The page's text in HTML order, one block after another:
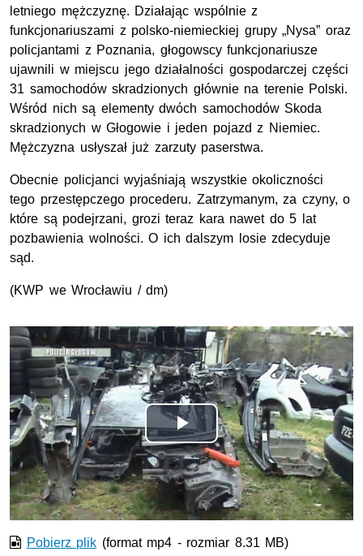
letniego mężczyznę. Działając wspólnie z
funkcjonariuszami z polsko-niemieckiej grupy „Nysa” oraz
policjantami z Poznania, głogowscy funkcjonariusze
ujawnili w miejscu jego działalności gospodarczej części
31 samochodów skradzionych głównie na terenie Polski.
Wśród nich są elementy dwóch samochodów Skoda
skradzionych w Głogowie i jeden pojazd z Niemiec.
Mężczyzna usłyszał już zarzuty paserstwa.
Obecnie policjanci wyjaśniają wszystkie okoliczności
tego przestępczego procederu. Zatrzymanym, za czyny, o
które są podejrzani, grozi teraz kara nawet do 5 lat
pozbawienia wolności. O ich dalszym losie zdecyduje
sąd.
(KWP we Wrocławiu / dm)
Odtwórz
wideo
Pobierz plik (format mp4 - rozmiar 8.31 MB)